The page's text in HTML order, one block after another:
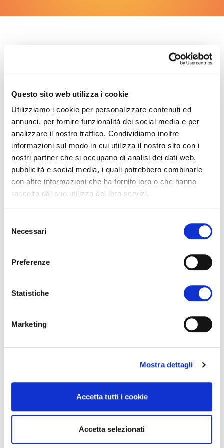
Questo sito web utilizza i cookie
Utilizziamo i cookie per personalizzare contenuti ed
annunci, per fornire funzionalità dei social media e per
analizzare il nostro traffico. Condividiamo inoltre
informazioni sul modo in cui utilizza il nostro sito con i
nostri partner che si occupano di analisi dei dati web,
pubblicità e social media, i quali potrebbero combinarle
con altre informazioni che ha fornito loro o che hanno
raccolto dal suo utilizzo dei loro servizi.
delNecessari
Preferenze
Statistiche
Marketing
Mostra dettagli
Accetta tutti i cookie
Accetta selezionati
espositori?
2. Come posso allestire?
3. Come prenoto i servizi?
montaggio e smontaggio?
espositori?
6. Dove parcheggiare?
7. Ho intenzione di
presso il mio stand.